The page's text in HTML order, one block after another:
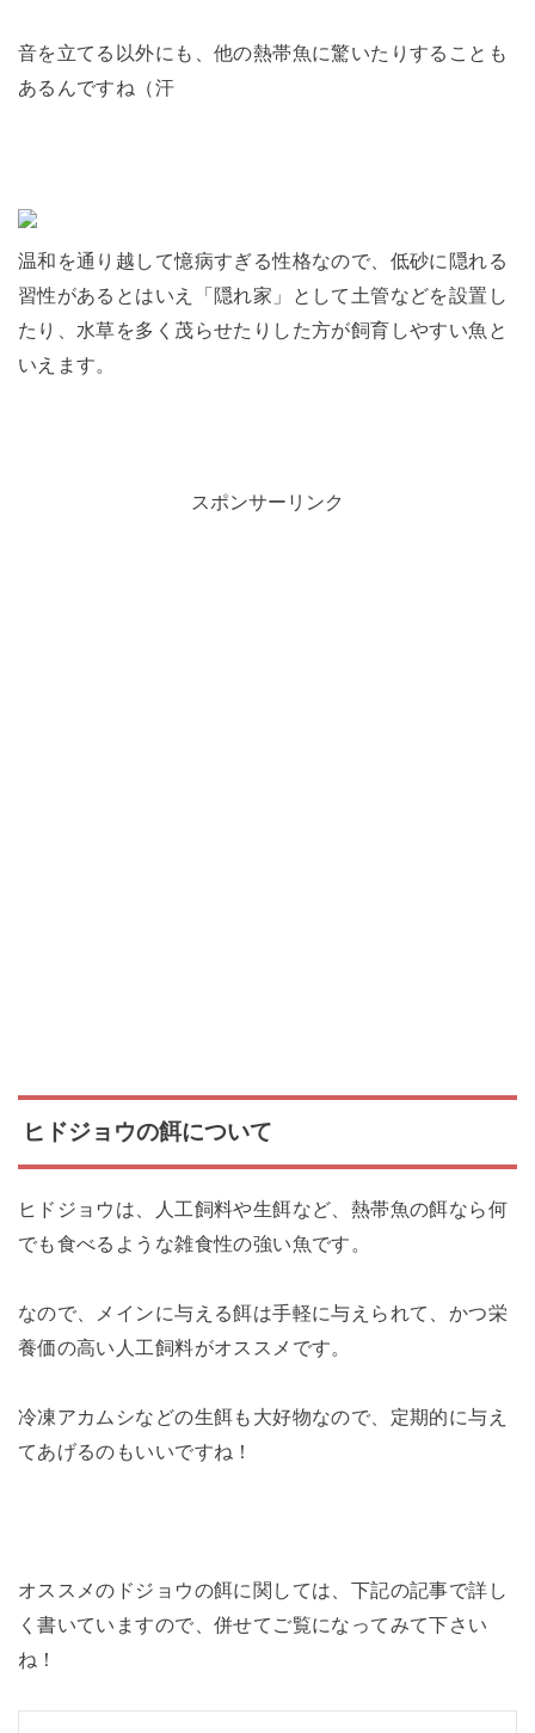
音を立てる以外にも、他の熱帯魚に驚いたりすることも
あるんですね（汗
温和を通り越して憶病すぎる性格なので、低砂に隠れる
習性があるとはいえ「隠れ家」として土管などを設置し
たり、水草を多く茂らせたりした方が飼育しやすい魚と
いえます。
スポンサーリンク
ヒドジョウの餌について
ヒドジョウは、人工飼料や生餌など、熱帯魚の餌なら何
でも食べるような雑食性の強い魚です。
なので、メインに与える餌は手軽に与えられて、かつ栄
養価の高い人工飼料がオススメです。
冷凍アカムシなどの生餌も大好物なので、定期的に与え
てあげるのもいいですね！
オススメのドジョウの餌に関しては、下記の記事で詳し
く書いていますので、併せてご覧になってみて下さい
ね！